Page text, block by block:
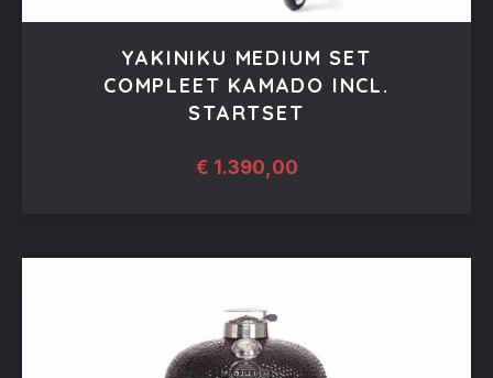
YAKINIKU MEDIUM SET
COMPLEET KAMADO INCL.
STARTSET
€ 1.390,00